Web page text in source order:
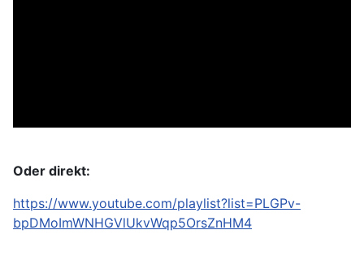
Oder direkt:
https://www.youtube.com/playlist?list=PLGPv-
bpDMoImWNHGVlUkvWqp5OrsZnHM4